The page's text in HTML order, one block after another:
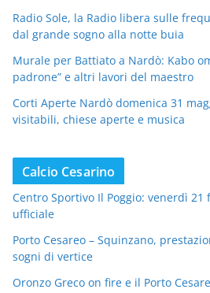
Radio Sole, la Radio libera sulle
dal grande sogno alla notte buia
Murale per Battiato a Nardò: Kabo
padrone” e altri lavori del maestro
Corti Aperte Nardò domenica 31
visitabili, chiese aperte e musica
Calcio Cesarino
Centro Sportivo Il Poggio: venerdì
ufficiale
Porto Cesareo – Squinzano,
sogni di vertice
Oronzo Greco on fire e il Porto